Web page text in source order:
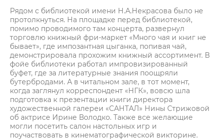
Рядом с библиотекой имени Н.А.Некрасова было не
протолкнуться. На площадке перед библиотекой,
помимо проводимого там концерта, развернул
торговлю книжный фри-маркет «Много чая и книг не
бывает», где импозантная цыганка, попивая чай,
демонстрировала прохожим книжный ассортимент. В
фойе библиотеки работал импровизированный
буфет, где за литературные знания поощряли
бутербродами. А в читальном зале, в тот момент,
когда заглянул корреспондент «НГК», вовсю шла
подготовка к презентации книги директора
художественной галереи «САНТАЛ» Нины Стрижовой
об актрисе Ирине Володко. Также все желающие
могли посетить салон настольных игр и
поучаствовать в кинематографической викторине.